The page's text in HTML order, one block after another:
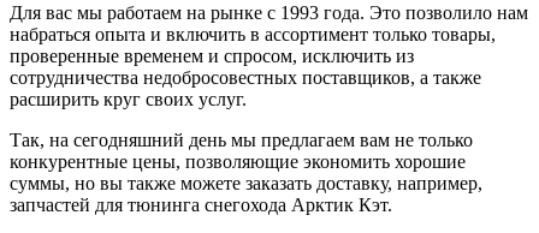
Для вас мы работаем на рынке с 1993 года. Это позволило нам
набраться опыта и включить в ассортимент только товары,
проверенные временем и спросом, исключить из
сотрудничества недобросовестных поставщиков, а также
расширить круг своих услуг.
Так, на сегодняшний день мы предлагаем вам не только
конкурентные цены, позволяющие экономить хорошие
суммы, но вы также можете заказать доставку, например,
запчастей для тюнинга снегохода Арктик Кэт.